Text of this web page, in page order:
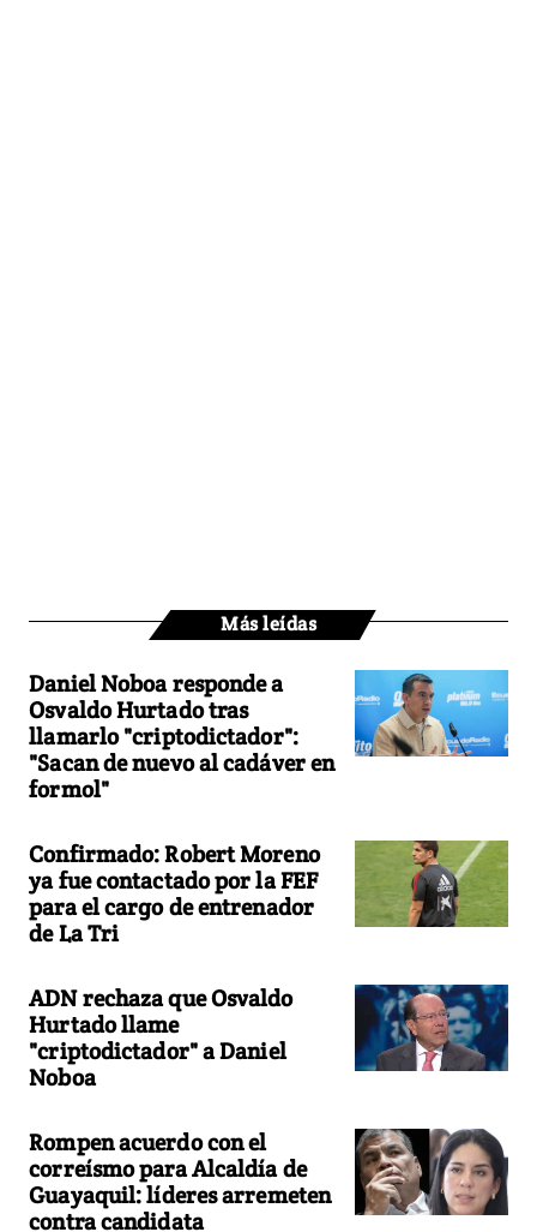
Más leídas
Daniel Noboa responde a
Osvaldo Hurtado tras
llamarlo "criptodictador":
"Sacan de nuevo al cadáver en
formol"
Confirmado: Robert Moreno
ya fue contactado por la FEF
para el cargo de entrenador
de La Tri
ADN rechaza que Osvaldo
Hurtado llame
"criptodictador" a Daniel
Noboa
Rompen acuerdo con el
correísmo para Alcaldía de
Guayaquil: líderes arremeten
contra candidata